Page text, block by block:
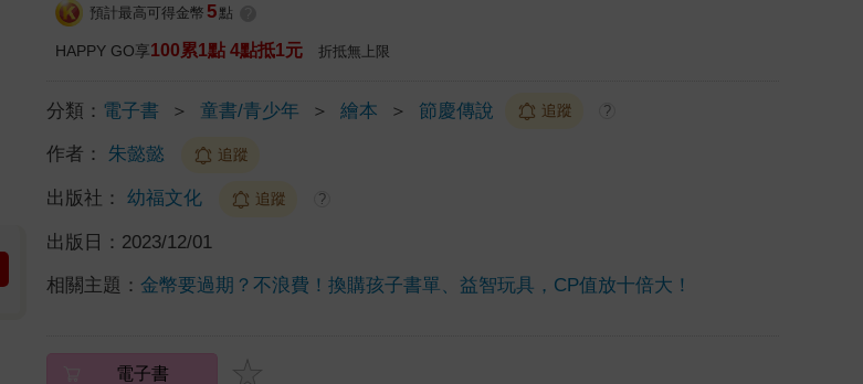
預計最高可得金幣 5 點
HAPPY GO享100累1點 4點抵1元 折抵無上限
分類： 電子書 ＞ 童書/青少年 ＞ 繪本 ＞ 節慶傳說 追蹤 ?
作者： 朱懿懿 追蹤
出版社： 幼福文化 追蹤 ?
出版日： 2023/12/01
相關主題：金幣要過期？不浪費！換購孩子書單、益智玩具，CP值放十倍大！
電子書